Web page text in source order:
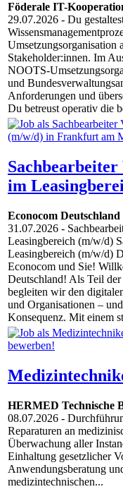
Föderale IT-
29.07.2026 - Du
Umsetzungsorganisation
Stakeholder:innen. Im
NOOTS-
und
Anforderungen und
Du betreust operativ die
im
Econocom
31.07.2026 -
Leasingbereich (m/w/d)
Leasingbereich (m/w/d)
Econocom und Sie!
Deutschland! Als Teil
begleiten wir den
und Organisationen –
Konsequenz. Mit einem
HERMED Technische
08.07.2026 -
Reparaturen an
Überwachung aller
Einhaltung gesetzlicher
Anwendungsberatung
medizintechnischen...